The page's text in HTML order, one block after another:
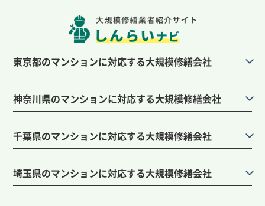
東京都のマンションに対応する大規模修繕会社
神奈川県のマンションに対応する大規模修繕会社
千葉県のマンションに対応する大規模修繕会社
埼玉県のマンションに対応する大規模修繕会社